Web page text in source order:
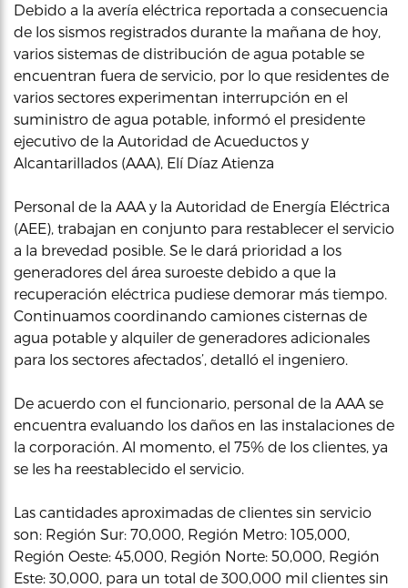
Debido a la avería eléctrica reportada a consecuencia
de los sismos registrados durante la mañana de hoy,
varios sistemas de distribución de agua potable se
encuentran fuera de servicio, por lo que residentes de
varios sectores experimentan interrupción en el
suministro de agua potable, informó el presidente
ejecutivo de la Autoridad de Acueductos y
Alcantarillados (AAA), Elí Díaz Atienza
Personal de la AAA y la Autoridad de Energía Eléctrica
(AEE), trabajan en conjunto para restablecer el servicio
a la brevedad posible. Se le dará prioridad a los
generadores del área suroeste debido a que la
recuperación eléctrica pudiese demorar más tiempo.
Continuamos coordinando camiones cisternas de
agua potable y alquiler de generadores adicionales
para los sectores afectados’, detalló el ingeniero.
De acuerdo con el funcionario, personal de la AAA se
encuentra evaluando los daños en las instalaciones de
la corporación. Al momento, el 75% de los clientes, ya
se les ha reestablecido el servicio.
Las cantidades aproximadas de clientes sin servicio
son: Región Sur: 70,000, Región Metro: 105,000,
Región Oeste: 45,000, Región Norte: 50,000, Región
Este: 30,000, para un total de 300,000 mil clientes sin